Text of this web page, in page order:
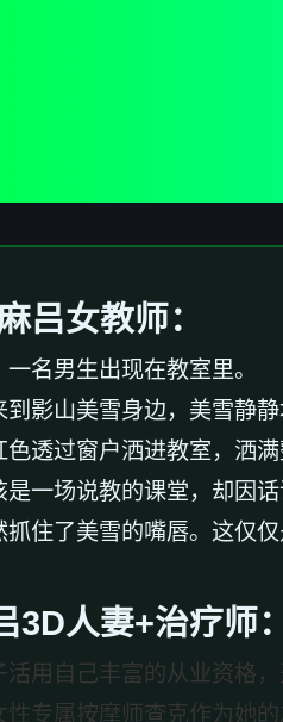
吕女教师：
名男生出现在教室里。
到影山美雪身边，美雪静静
色透过窗户洒进教室，洒
是一场说教的课堂，却因话
抓住了美雪的嘴唇。这仅
3D人妻+治疗师：
活用自己丰富的从业资格
性专属按摩师查克作为她